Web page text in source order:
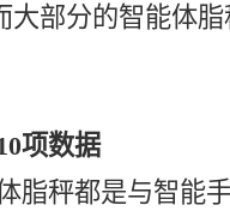
大部分的智能体
项数据
脂秤都是与智能